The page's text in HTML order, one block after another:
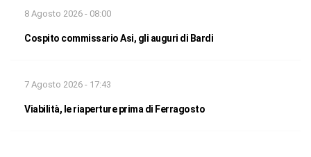
8 Agosto 2026 - 08:00
Cospito commissario Asi, gli auguri di Bardi
7 Agosto 2026 - 17:43
Viabilità, le riaperture prima di Ferragosto